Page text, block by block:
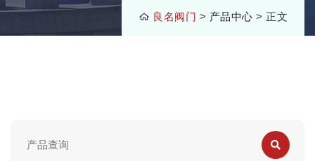
良名阀门 > 产品中心 > 正文